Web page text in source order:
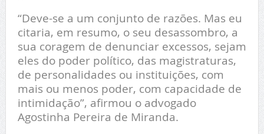
“Deve-se a um conjunto de razões. Mas eu
citaria, em resumo, o seu desassombro, a
sua coragem de denunciar excessos, sejam
eles do poder político, das magistraturas,
de personalidades ou instituições, com
mais ou menos poder, com capacidade de
intimidação”, afirmou o advogado
Agostinha Pereira de Miranda.